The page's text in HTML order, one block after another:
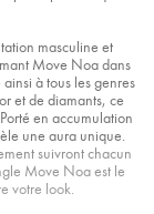
masculine et
Move Noa dans
à tous les genres
et de diamants, ce
en accumulation
une aura unique.
suivront chacun
Move Noa est le
votre look.